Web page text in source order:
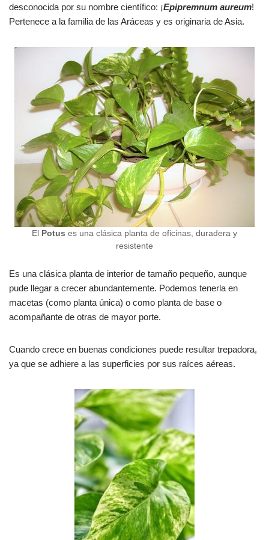
desconocida por su nombre científico: ¡Epipremnum aureum!
Pertenece a la familia de las Aráceas y es originaria de Asia.
El Potus es una clásica planta de oficinas, duradera y
resistente
Es una clásica planta de interior de tamaño pequeño, aunque
pude llegar a crecer abundantemente. Podemos tenerla en
macetas (como planta única) o como planta de base o
acompañante de otras de mayor porte.
Cuando crece en buenas condiciones puede resultar trepadora,
ya que se adhiere a las superficies por sus raíces aéreas.